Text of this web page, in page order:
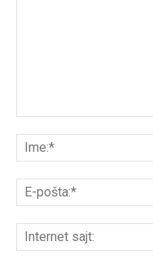
komentar: